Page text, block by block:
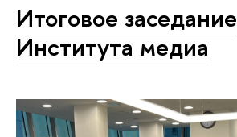
Итоговое заседание
Института медиа